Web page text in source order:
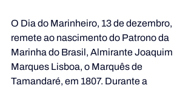
O Dia do Marinheiro, 13 de dezembro,
remete ao nascimento do Patrono da
Marinha do Brasil, Almirante Joaquim
Marques Lisboa, o Marquês de
Tamandaré, em 1807. Durante a